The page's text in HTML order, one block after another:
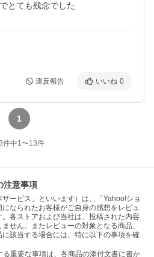
とても残念でした
違反報告 いいね 0
1
件中1〜13件
注意事項
サービス」といいます）は、「Yahoo!ショ
なられたお客様がご自身の感想をレビュ
各ストアおよび当社は、投稿された内容
せん。またレビューの対象となる商品、
該当する場合には、特に以下の事項を確
重要な事項は、各商品の添付文書に書か